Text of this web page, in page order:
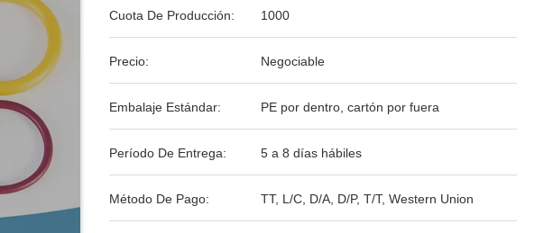
Cuota De Producción: 1000
Precio: Negociable
Embalaje Estándar: PE por dentro, cartón por fuera
Período De Entrega: 5 a 8 días hábiles
Método De Pago: TT, L/C, D/A, D/P, T/T, Western Union